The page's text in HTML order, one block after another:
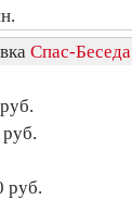
Спас-Беседа
руб.